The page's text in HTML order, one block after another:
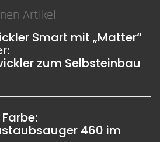
Artikel
Smart mit „Matter“
zum Selbsteinbau
460 im